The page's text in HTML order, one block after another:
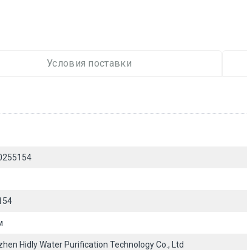
Условия поставки
Hidly Water Purification Technology Co., Ltd